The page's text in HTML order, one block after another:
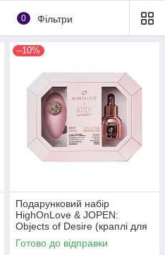
0 Фільтри
–10%
Подарунковий набір
HighOnLove & JOPEN:
Objects of Desire (краплі для
клітора і вібратор з
кристалами) - SO3375
Готово до відправки